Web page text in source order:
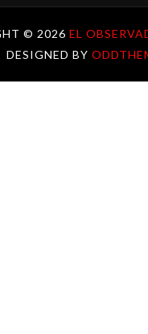
© 2026 EL
DESIGNED BY